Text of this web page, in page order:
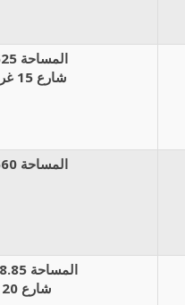
المساحة 625م
شارع 15 غرب
المساحة 560م
المساحة 668.85م
شارع 20